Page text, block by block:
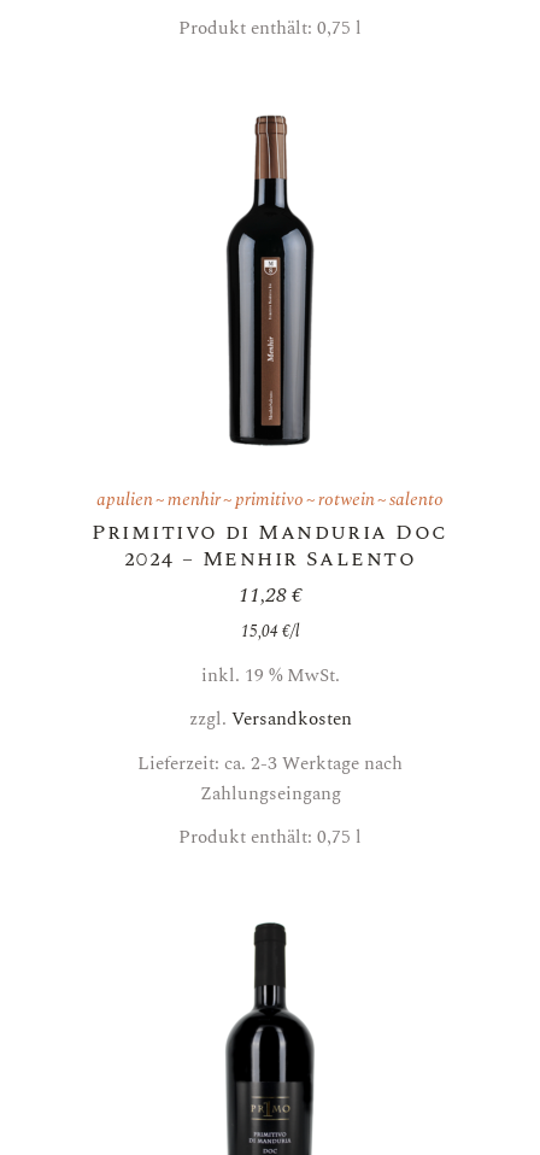
Produkt enthält: 0,75 l
apulien menhir primitivo rotwein salento
Primitivo di Manduria Doc
2024 – Menhir Salento
11,28€
15,04€/l
inkl. 19 % MwSt.
zzgl. Versandkosten
Lieferzeit: ca. 2-3 Werktage nach
Zahlungseingang
Produkt enthält: 0,75 l